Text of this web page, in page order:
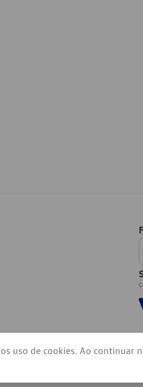
uso de cookies. Ao continuar